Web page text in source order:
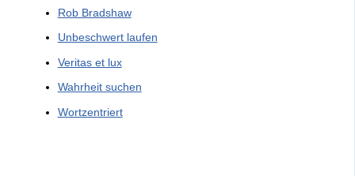
Rob Bradshaw
Unbeschwert laufen
Veritas et lux
Wahrheit suchen
Wortzentriert